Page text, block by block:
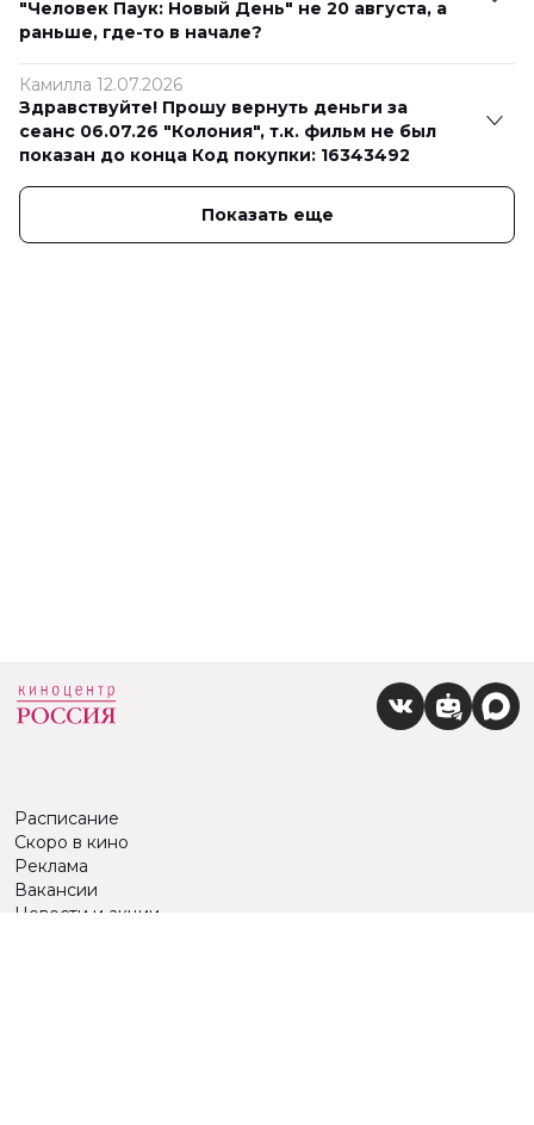
"Человек Паук: Новый День" не 20 августа, а
раньше, где-то в начале?
Камилла 12.07.2026
Здравствуйте! Прошу вернуть деньги за
сеанс 06.07.26 "Колония", т.к. фильм не был
показан до конца Код покупки: 16343492
Показать еще
Расписание
Скоро в кино
Реклама
Вакансии
Новости и акции